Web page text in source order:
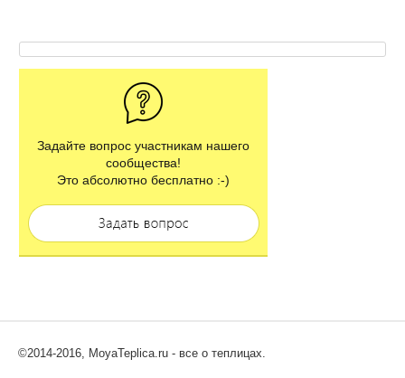
Задайте вопрос участникам нашего
сообщества!
Это абсолютно бесплатно :-)
©2014-2016, MoyaTeplica.ru - все о теплицах.